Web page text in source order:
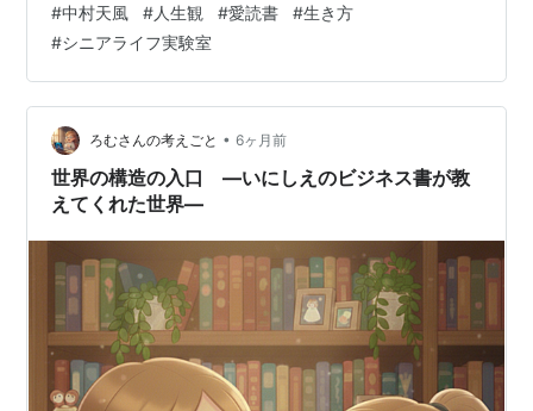
すると何十冊。気づけば、増える一方です。 数年前、転
居を機に断捨離をして、かなりの本を手放しました。……
たぶん、2,000冊くらいあったかなぁ、、、 それでも捨
てなかった本が、200冊ほどあります。 そして、その中
でも「別格」が三冊。 中村天風師の三部作・おさぴーの
超愛読書 読み返…
#中村天風 #人生観 #愛読書 #生き方
#シニアライフ実験室
ろむさんの考えごと • 6ヶ月前
世界の構造の入口 ―いにしえのビジネス書が教
えてくれた世界―